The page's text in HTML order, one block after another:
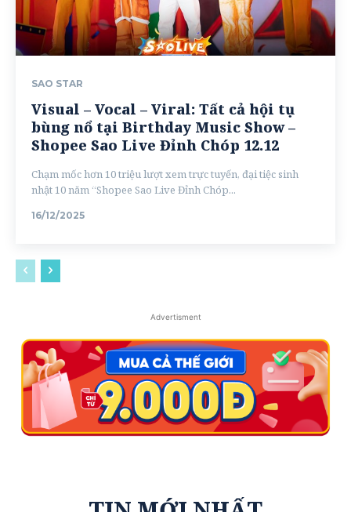
SAO STAR
Visual – Vocal – Viral: Tất cả hội tụ
bùng nổ tại Birthday Music Show –
Shopee Sao Live Đỉnh Chóp 12.12
Chạm mốc hơn 10 triệu lượt xem trực tuyến, đại tiệc sinh
nhật 10 năm “Shopee Sao Live Đỉnh Chóp...
16/12/2025
Advertisment